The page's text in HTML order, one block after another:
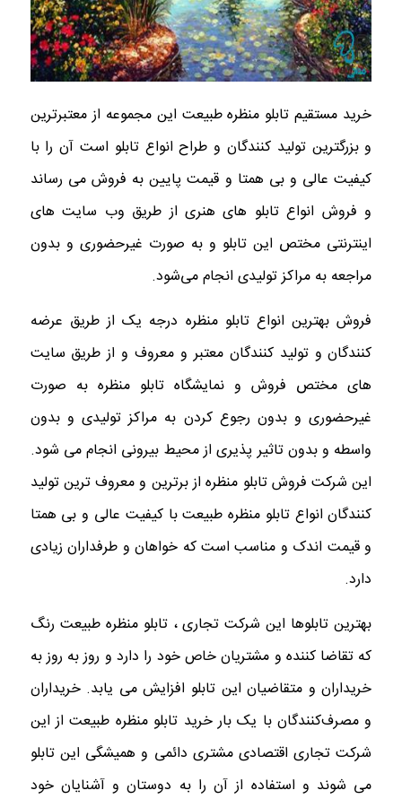
خرید مستقیم تابلو منظره طبیعت این مجموعه از معتبرترین
و بزرگترین تولید کنندگان و طراح انواع تابلو است آن را با
کیفیت عالی و بی همتا و قیمت پایین به فروش می رساند
و فروش انواع تابلو های هنری از طریق وب سایت های
اینترنتی مختص این تابلو و به صورت غیرحضوری و بدون
مراجعه به مراکز تولیدی انجام می‌شود.
فروش بهترین انواع تابلو منظره درجه یک از طریق عرضه
کنندگان و تولید کنندگان معتبر و معروف و از طریق سایت
های مختص فروش و نمایشگاه تابلو منظره به صورت
غیرحضوری و بدون رجوع کردن به مراکز تولیدی و بدون
واسطه و بدون تاثیر پذیری از محیط بیرونی انجام می شود.
این شرکت فروش تابلو منظره از برترین و معروف ترین تولید
کنندگان انواع تابلو منظره طبیعت با کیفیت عالی و بی همتا
و قیمت اندک و مناسب است که خواهان و طرفداران زیادی
دارد.
بهترین تابلوها این شرکت تجاری ، تابلو منظره طبیعت رنگ
که تقاضا کننده و مشتریان خاص خود را دارد و روز به روز به
خریداران و متقاضیان این تابلو افزایش می یابد. خریداران
و مصرف‌کنندگان با یک بار خرید تابلو منظره طبیعت از این
شرکت تجاری اقتصادی مشتری دائمی و همیشگی این تابلو
می شوند و استفاده از آن را به دوستان و آشنایان خود